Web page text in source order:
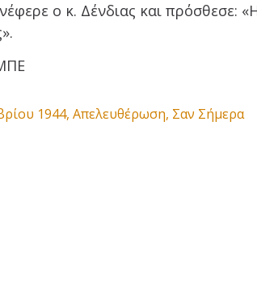
ο κ. Δένδιας και πρόσθεσε:
1944,Απελευθέρωση, Σαν Σήμερα